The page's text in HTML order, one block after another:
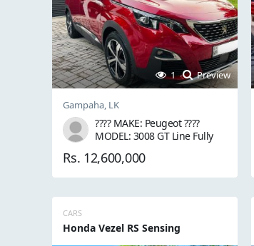
Preview
1
Gampaha, LK
???? MAKE: Peugeot ????
MODEL: 3008 GT Line Fully
MANUFACTURE: 2018 ➡️
TRANSMISSION: Automatic
EXTERIOR COLOUR: Ultimate
Rs. 12,600,000
CARS
Honda Vezel RS Sensing